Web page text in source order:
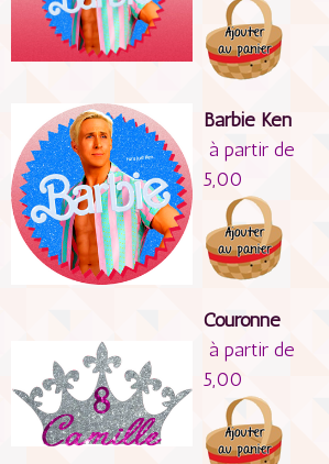
Barbie Ken
à partir de
5,00
Couronne
à partir de
5,00